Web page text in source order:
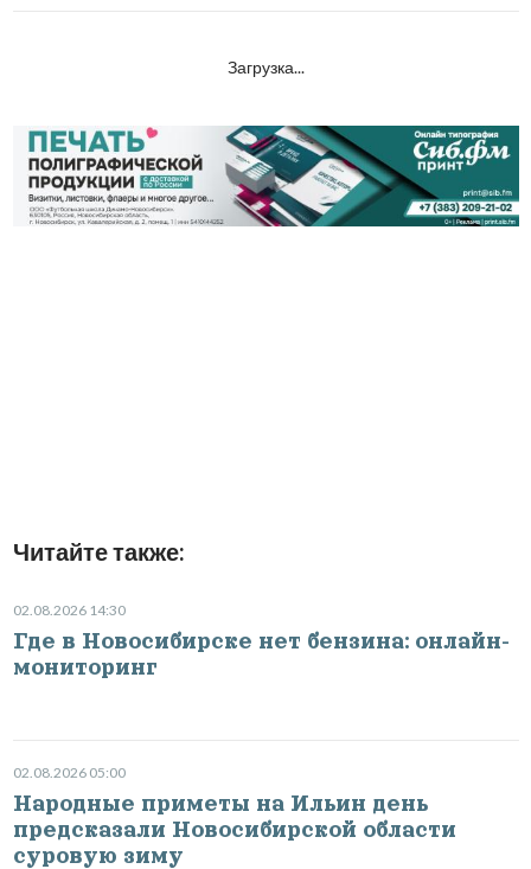
Загрузка...
Читайте также:
02.08.2026 14:30
Где в Новосибирске нет бензина: онлайн-
мониторинг
02.08.2026 05:00
Народные приметы на Ильин день
предсказали Новосибирской области
суровую зиму